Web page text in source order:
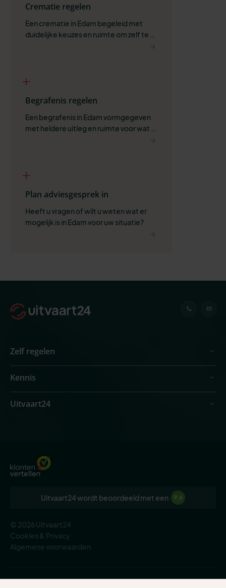
Crematie regelen
Een crematie in Edam begeleid met
duidelijke keuzes en ruimte om zelf te
Begrafenis regelen
Een begrafenis in Edam vormgegeven
met heldere uitleg en ruimte voor wat
Plan adviesgesprek in
Heeft u vragen of wilt u weten wat er
mogelijk is in Edam voor uw situatie?
Zelf regelen
Kennis
Uitvaart24
Uitvaart24 wordt beoordeeld met een 9,6
© 2026 Uitvaart24
Cookies & Privacy
Algemene voorwaarden